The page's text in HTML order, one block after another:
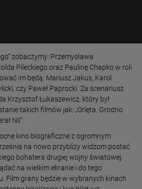
zobaczymy: Przemysława
Pileckiego oraz Paulinę Chapko w roli
im będą: Mariusz Jakus, Karol
czy Paweł Paprocki. Za scenariusz
Krzysztof Łukaszewicz, który był
takich filmów jak: „Orlęta. Grodno
Nil”.
kino biograficzne z ogromnym
na nowo przybliży widzom postać
bohatera drugiej wojny światowej.
na wielkim ekranie i do tego
Film grany będzie w wybranych kinach